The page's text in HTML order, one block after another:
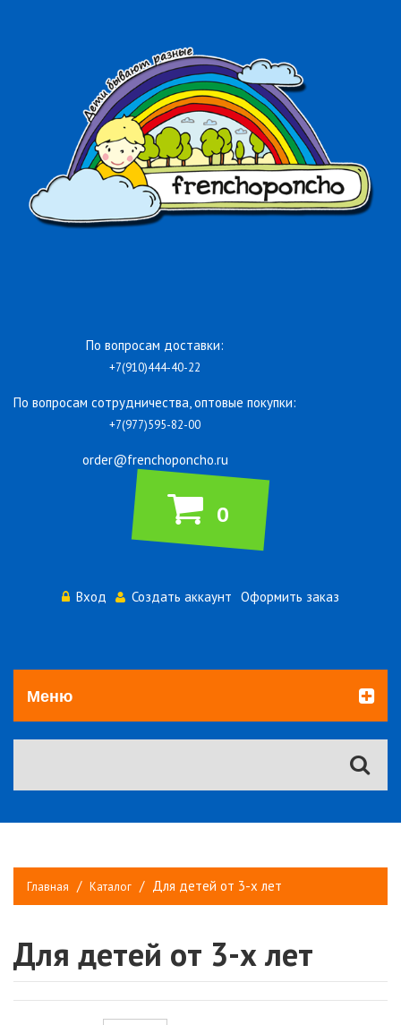
По вопросам доставки:
+7(910)444-40-22
По вопросам сотрудничества, оптовые покупки:
+7(977)595-82-00
order@frenchoponcho.ru
0
Вход Создать аккаунт Оформить заказ
Меню
Главная Каталог Для детей от 3-х лет
Для детей от 3-х лет